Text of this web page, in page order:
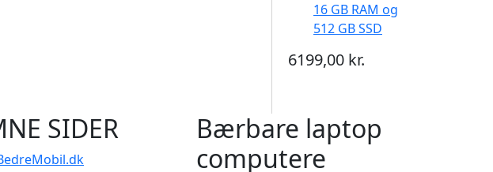
16 GB RAM og
512 GB SSD
6199,00 kr.
SIDER
Bærbare laptop
computere